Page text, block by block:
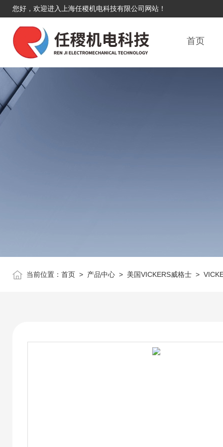
您好，欢迎进入上海任稷机电科技有限公司网站！
首页
当前位置： 首页 > 产品中心 > 美国VICKERS威格士 >